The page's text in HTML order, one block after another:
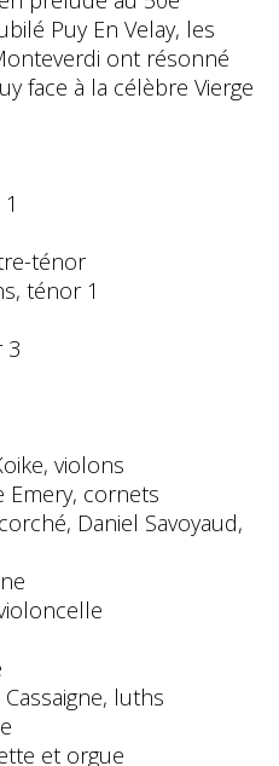
Puy En Velay, les
ont résonné
face à la célèbre Vierge
ténor
ténor 1
3
violons
Emery, cornets
Daniel Savoyaud,
luths
et orgue